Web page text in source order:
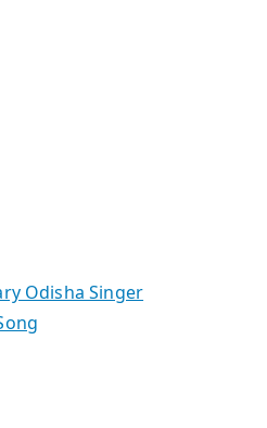
Odisha Singer